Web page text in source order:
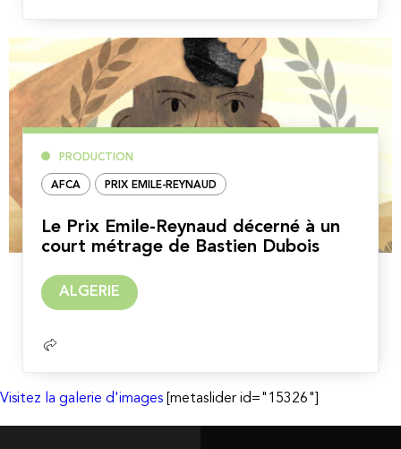
PRODUCTION
AFCA PRIX EMILE-REYNAUD
Le Prix Emile-Reynaud décerné à un
court métrage de Bastien Dubois
ALGERIE
Visitez la galerie d'images [metaslider id="15326"]